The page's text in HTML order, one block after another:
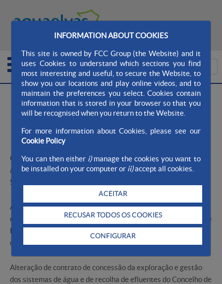
INFORMATION ABOUT COOKIES
This site is owned by FCC Group (the Website) and it
uses Cookies to understand which sections you find
most interesting and useful, to secure the Website, to
show you our locations and play online videos, and to
maintain the preferences you select. Cookies contain
information that is stored in your browser so that you
will be recognised when you return to the Website.
For more information about Cookies, please see our
Cookie Policy
You can then either i)manage the cookies you want to
be installed on your computer or ii)accept all cookies.
ACEITAR
RECUSAR TODOS OS COOKIES
CONFIGURAR
CONTATO
Aqualia Ayto. AquaElvas > Empresa > Sobre nós
> Contrato de concessão
Contrato de concessão
O contrato de concessão entre o Município de Elvas e
aquaelvas - Águas de Elvas, S.A., foi celebrado a 11 de
Setembro de 2008 e pode ser descarregado
Alteração de contrato de concessão da exploração e gestão
dos sistemas de água e de recolha de efluentes do Concelho de
Elvas, celebrado em 16 de Maio de 2012 e pode ser
descarregado
Alteração de contrato de concessão da exploração e gestão
dos sistemas de água e de recolha de efluentes do Concelho de